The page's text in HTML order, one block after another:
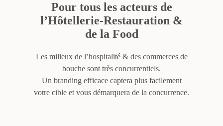
Pour tous les acteurs de
l’Hôtellerie-Restauration &
de la Food
Les milieux de l’hospitalité & des commerces de
bouche sont très concurrentiels.
Un branding efficace captera plus facilement
votre cible et vous démarquera de la concurrence.